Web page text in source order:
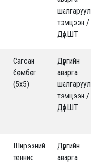
шалгаруулах
тэмцээн /
ДүАШТ
Сагсан
бөмбөг
(5x5)
Дүүргийн
аварга
шалгаруулах
тэмцээн /
ДүАШТ
Ширээний
теннис
Дүүргийн
аварга